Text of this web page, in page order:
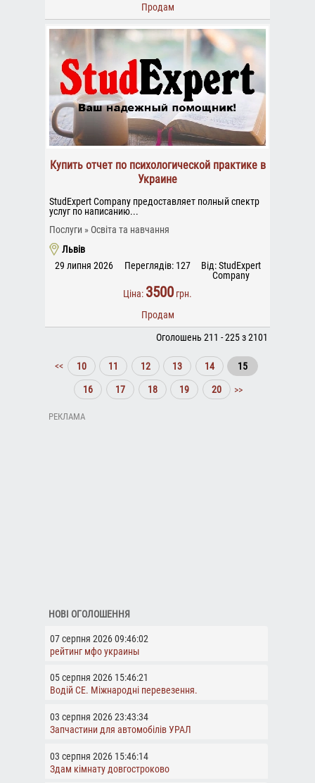
Продам
Купить отчет по психологической практике в
Украине
StudExpert Company предоставляет полный спектр
услуг по написанию...
Послуги
Освіта та навчання
Львів
29 липня 2026
Переглядів: 127
Від: StudExpert
Company
Ціна: 3500 грн.
Продам
Оголошень 211 - 225 з 2101
<< 10 11 12 13 14 15
16 17 18 19 20 >>
НОВІ ОГОЛОШЕННЯ
07 серпня 2026 09:46:02
рейтинг мфо украины
05 серпня 2026 15:46:21
Водій СЕ. Міжнародні перевезення.
03 серпня 2026 23:43:34
Запчастини для автомобілів УРАЛ
03 серпня 2026 15:46:14
Здам кімнату довгостроково